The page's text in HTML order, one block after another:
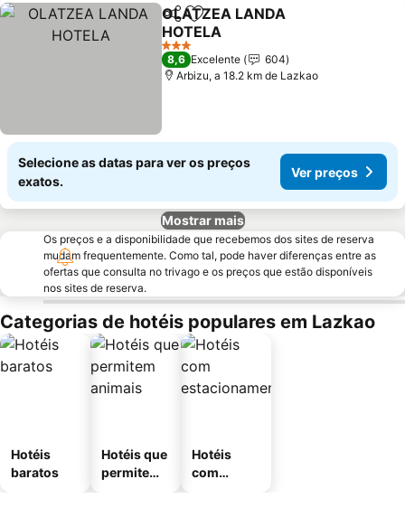
PartilharAdicionar aos favoritos
OLATZEA LANDA
HOTELA
3 Estrelas
8,6 Excelente
604
Arbizu, a 18.2 km de Lazkao
Selecione as datas para ver os preços
exatos.
Ver preços
Mostrar mais
Os preços e a disponibilidade que recebemos dos sites de reserva
mudam frequentemente. Como tal, pode haver diferenças entre as
ofertas que consulta no trivago e os preços que estão disponíveis
nos sites de reserva.
Categorias de hotéis populares em Lazkao
Hotéis
baratos
Hotéis que
permitem
Hotéis
com